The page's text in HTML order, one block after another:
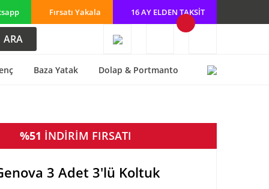
Fırsatı Yakala 16 AY ELDEN TAKSİT
ARA
Baza Yatak Dolap & Portmanto
%51 İNDİRİM FIRSATI
3 Adet 3'lü Koltuk